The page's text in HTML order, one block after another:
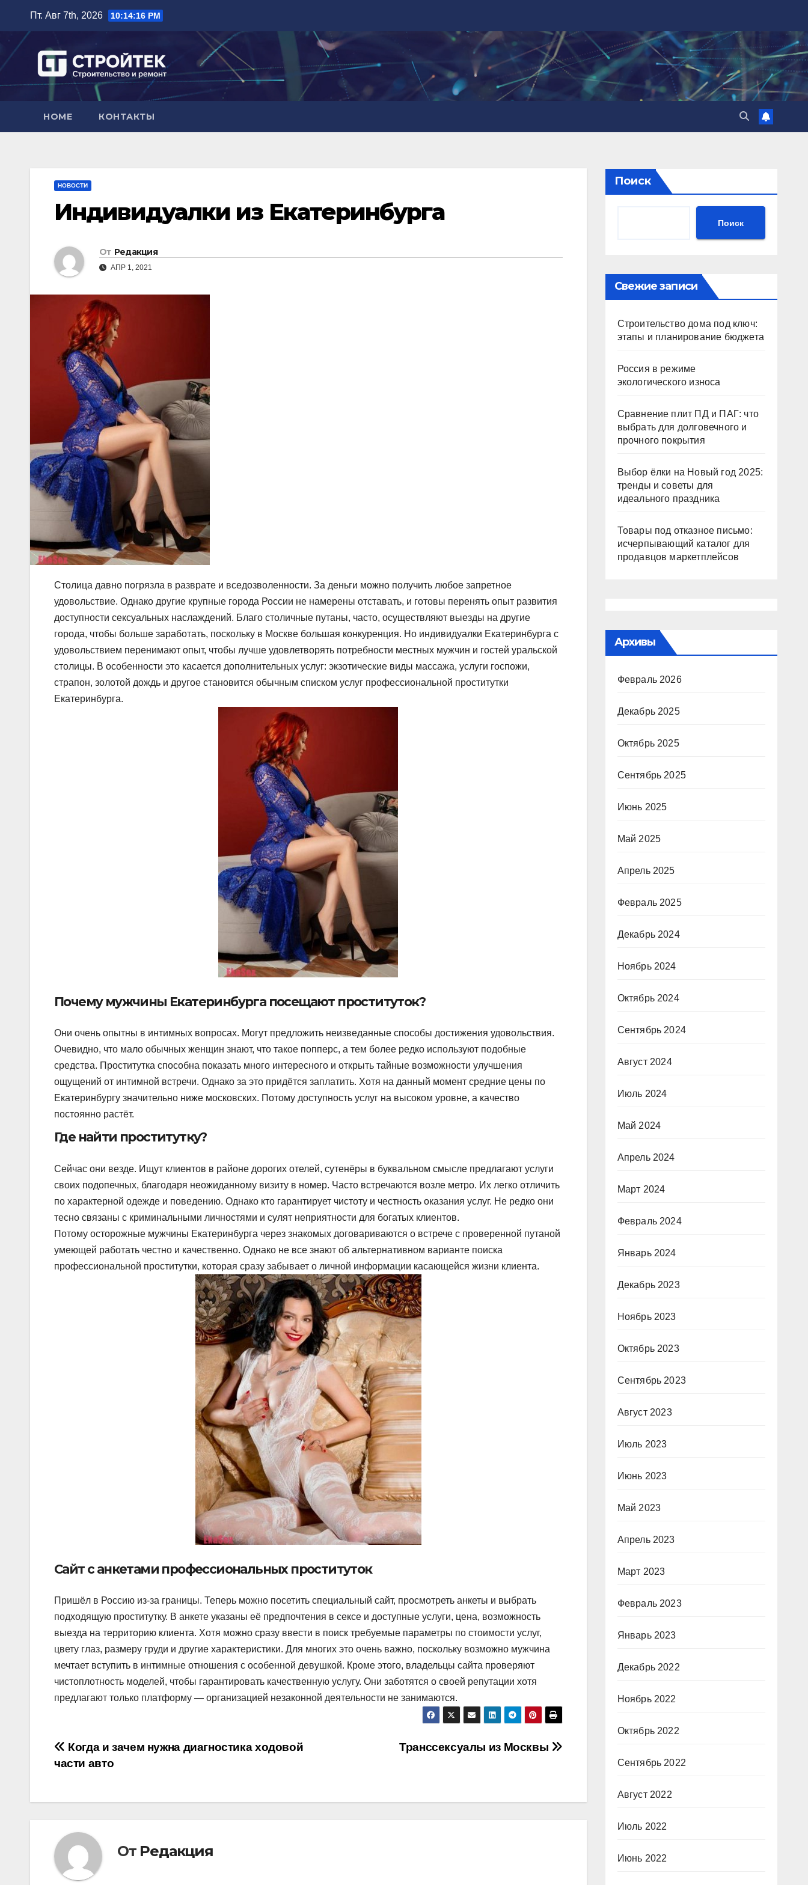
содержимому
Пт. Авг 7th, 2026 10:14:17 PM
HOME КОНТАКТЫ
НОВОСТИ
Индивидуалки из Екатеринбурга
От Редакция
АПР 1, 2021
Столица давно погрязла в разврате и вседозволенности. За деньги можно получить любое запретное
удовольствие. Однако другие крупные города России не намерены отставать, и готовы перенять опыт развития
доступности сексуальных наслаждений. Благо столичные путаны, часто, осуществляют выезды на другие
города, чтобы больше заработать, поскольку в Москве большая конкуренция. Но индивидуалки Екатеринбурга с
удовольствием перенимают опыт, чтобы лучше удовлетворять потребности местных мужчин и гостей уральской
столицы. В особенности это касается дополнительных услуг: экзотические виды массажа, услуги госпожи,
страпон, золотой дождь и другое становится обычным списком услуг профессиональной проститутки
Екатеринбурга.
Почему мужчины Екатеринбурга посещают проституток?
Они очень опытны в интимных вопросах. Могут предложить неизведанные способы достижения удовольствия.
Очевидно, что мало обычных женщин знают, что такое попперс, а тем более редко используют подобные
средства. Проститутка способна показать много интересного и открыть тайные возможности улучшения
ощущений от интимной встречи. Однако за это придётся заплатить. Хотя на данный момент средние цены по
Екатеринбургу значительно ниже московских. Потому доступность услуг на высоком уровне, а качество
постоянно растёт.
Где найти проститутку?
Сейчас они везде. Ищут клиентов в районе дорогих отелей, сутенёры в буквальном смысле предлагают услуги
своих подопечных, благодаря неожиданному визиту в номер. Часто встречаются возле метро. Их легко отличить
по характерной одежде и поведению. Однако кто гарантирует чистоту и честность оказания услуг. Не редко они
тесно связаны с криминальными личностями и сулят неприятности для богатых клиентов.
Потому осторожные мужчины Екатеринбурга через знакомых договариваются о встрече с проверенной путаной
умеющей работать честно и качественно. Однако не все знают об альтернативном варианте поиска
профессиональной проститутки, которая сразу забывает о личной информации касающейся жизни клиента.
Сайт с анкетами профессиональных проституток
Пришёл в Россию из-за границы. Теперь можно посетить специальный сайт, просмотреть анкеты и выбрать
подходящую проститутку. В анкете указаны её предпочтения в сексе и доступные услуги, цена, возможность
выезда на территорию клиента. Хотя можно сразу ввести в поиск требуемые параметры по стоимости услуг,
цвету глаз, размеру груди и другие характеристики. Для многих это очень важно, поскольку возможно мужчина
мечтает вступить в интимные отношения с особенной девушкой. Кроме этого, владельцы сайта проверяют
чистоплотность моделей, чтобы гарантировать качественную услугу. Они заботятся о своей репутации хотя
предлагают только платформу — организацией незаконной деятельности не занимаются.
Навигация
записям
Транссексуалы из Москвы
Когда и зачем нужна диагностика ходовой
части авто
От Редакция
Поиск
Поиск
Свежие записи
Строительство дома под ключ:
этапы и планирование бюджета
Россия в режиме
экологического износа
Сравнение плит ПД и ПАГ: что
выбрать для долговечного и
прочного покрытия
Выбор ёлки на Новый год 2025:
тренды и советы для
идеального праздника
Товары под отказное письмо:
исчерпывающий каталог для
продавцов маркетплейсов
Архивы
Февраль 2026
Декабрь 2025
Октябрь 2025
Сентябрь 2025
Июнь 2025
Май 2025
Апрель 2025
Февраль 2025
Декабрь 2024
Ноябрь 2024
Октябрь 2024
Сентябрь 2024
Август 2024
Июль 2024
Май 2024
Апрель 2024
Март 2024
Февраль 2024
Январь 2024
Декабрь 2023
Ноябрь 2023
Октябрь 2023
Сентябрь 2023
Август 2023
Июль 2023
Июнь 2023
Май 2023
Апрель 2023
Март 2023
Февраль 2023
Январь 2023
Декабрь 2022
Ноябрь 2022
Октябрь 2022
Сентябрь 2022
Август 2022
Июль 2022
Июнь 2022